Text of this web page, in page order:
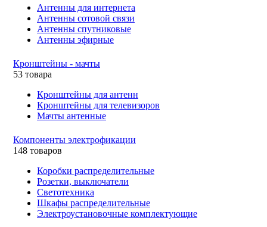
Антенны для интернета
Антенны сотовой связи
Антенны спутниковые
Антенны эфирные
Кронштейны - мачты
53 товара
Кронштейны для антенн
Кронштейны для телевизоров
Мачты антенные
Компоненты электрофикации
148 товаров
Коробки распределительные
Розетки, выключатели
Светотехника
Шкафы распределительные
Электроустановочные комплектующие